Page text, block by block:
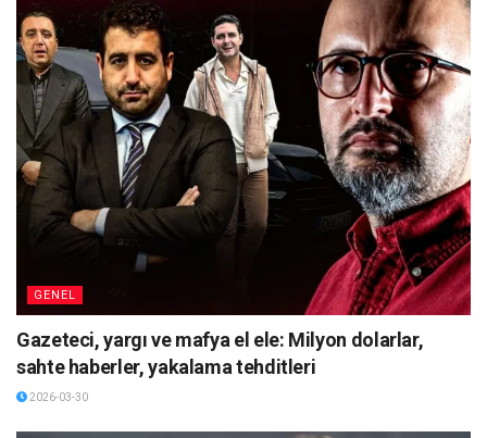
GENEL
Gazeteci, yargı ve mafya el ele: Milyon dolarlar,
sahte haberler, yakalama tehditleri
2026-03-30